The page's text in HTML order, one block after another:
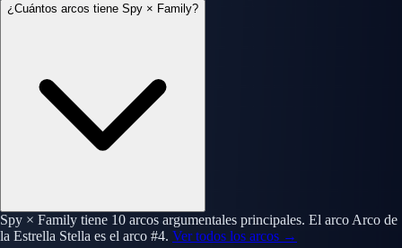
¿Cuántos arcos tiene Spy × Family?
Spy × Family tiene 10 arcos argumentales principales. El arco Arco de
la Estrella Stella es el arco #4. Ver todos los arcos →